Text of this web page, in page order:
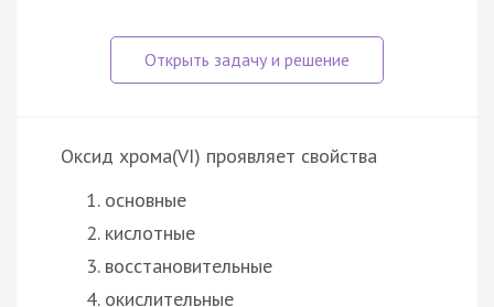
Оксид хрома(VI) проявляет свойства
основные
кислотные
восстановительные
окислительные